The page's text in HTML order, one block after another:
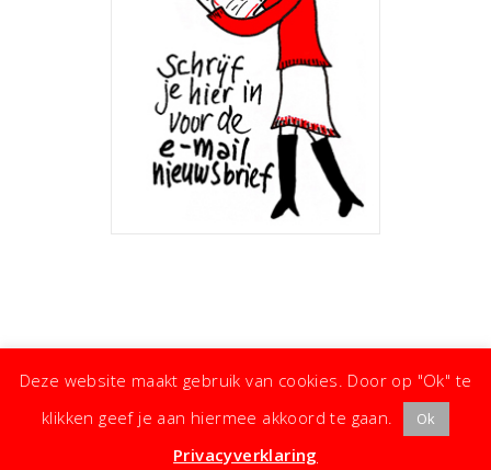
Koken met Karin· Kleine moeite, groot effect ·
Deze website maakt gebruik van cookies. Door op "Ok" te
klikken geef je aan hiermee akkoord te gaan.
Ok
Privacyverklaring